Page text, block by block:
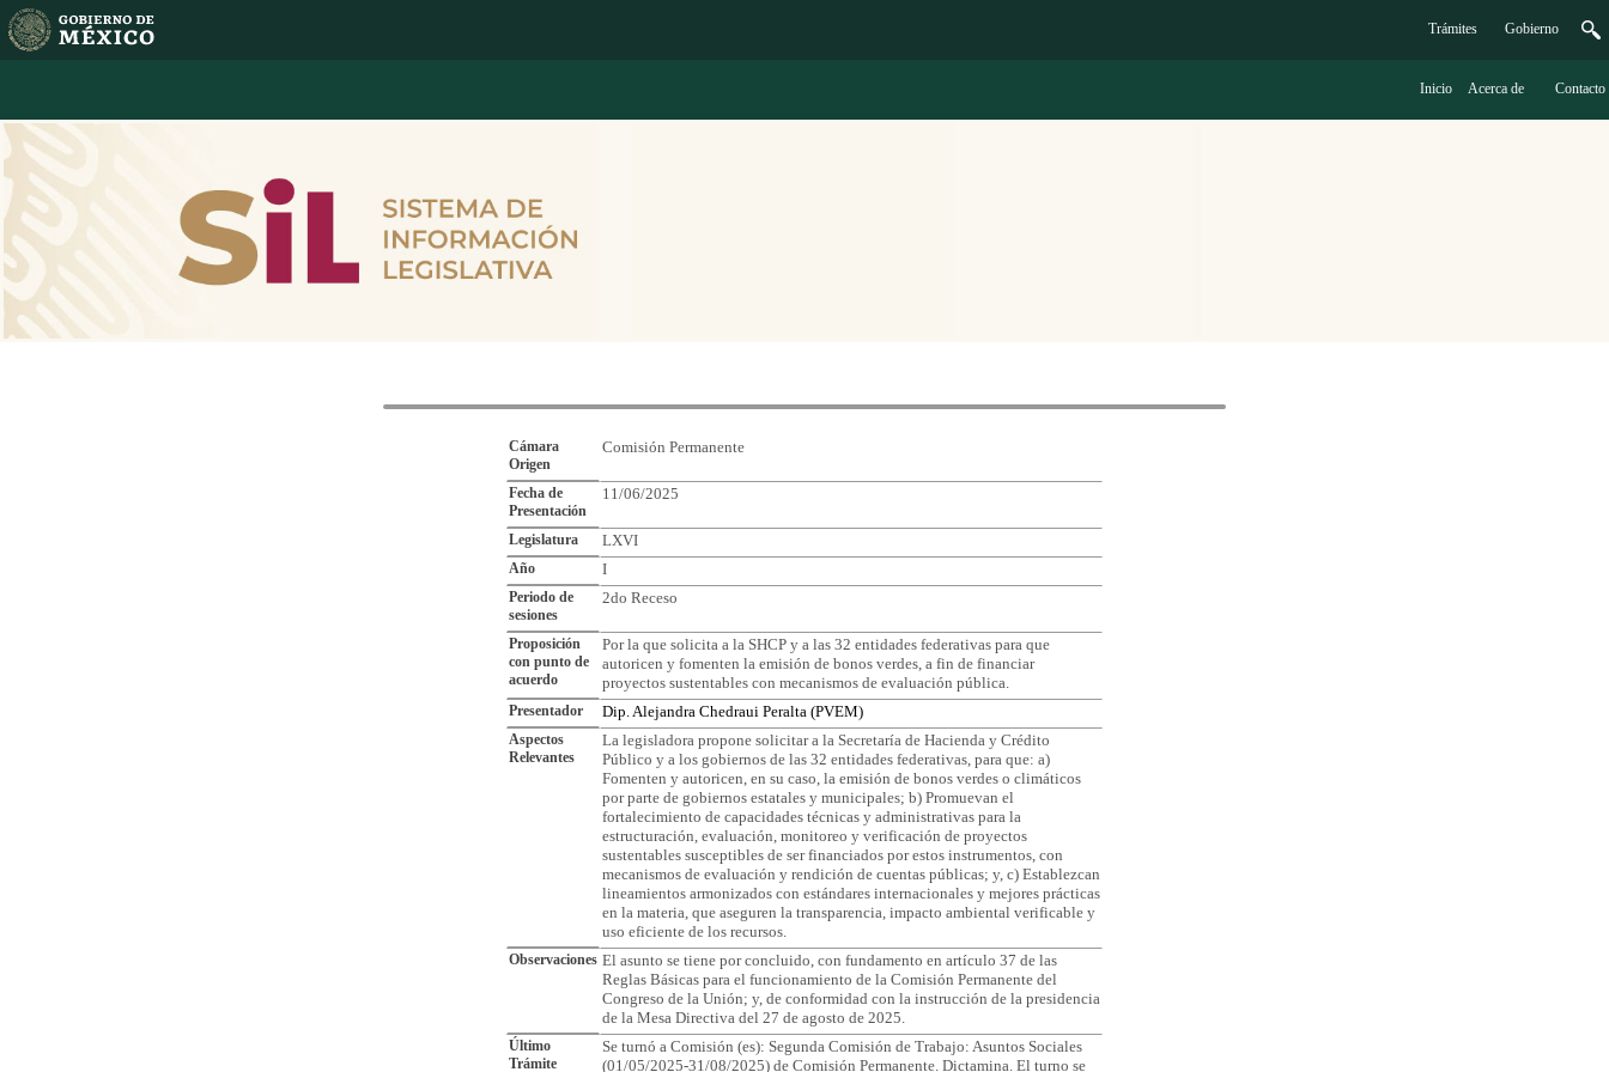
Trámites Gobierno
Inicio Acerca de Contacto
Cámara
Origen
Comisión Permanente
Fecha de
Presentación
11/06/2025
Legislatura LXVI
Año I
Periodo de
sesiones
2do Receso
Proposición
con punto de
acuerdo
Por la que solicita a la SHCP y a las 32 entidades federativas para que
autoricen y fomenten la emisión de bonos verdes, a fin de financiar
proyectos sustentables con mecanismos de evaluación pública.
Presentador Dip. Alejandra Chedraui Peralta (PVEM)
Aspectos
Relevantes
La legisladora propone solicitar a la Secretaría de Hacienda y Crédito
Público y a los gobiernos de las 32 entidades federativas, para que: a)
Fomenten y autoricen, en su caso, la emisión de bonos verdes o climáticos
por parte de gobiernos estatales y municipales; b) Promuevan el
fortalecimiento de capacidades técnicas y administrativas para la
estructuración, evaluación, monitoreo y verificación de proyectos
sustentables susceptibles de ser financiados por estos instrumentos, con
mecanismos de evaluación y rendición de cuentas públicas; y, c) Establezcan
lineamientos armonizados con estándares internacionales y mejores prácticas
en la materia, que aseguren la transparencia, impacto ambiental verificable y
uso eficiente de los recursos.
Observaciones El asunto se tiene por concluido, con fundamento en artículo 37 de las
Reglas Básicas para el funcionamiento de la Comisión Permanente del
Congreso de la Unión; y, de conformidad con la instrucción de la presidencia
de la Mesa Directiva del 27 de agosto de 2025.
Último
Trámite
Se turnó a Comisión (es): Segunda Comisión de Trabajo: Asuntos Sociales
(01/05/2025-31/08/2025) de Comisión Permanente. Dictamina. El turno se